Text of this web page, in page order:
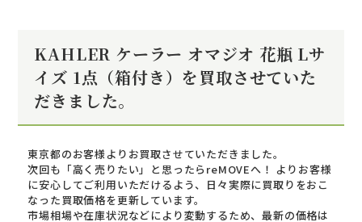
KAHLER ケーラー オマジオ 花瓶 Lサ
イズ 1点（箱付き）を買取させていた
だきました。
東京都のお客様よりお買取させていただきました。
次回も「高く売りたい」と思ったらreMOVEへ！ よりお客様
に安心してご利用いただけるよう、日々実際に買取りをおこ
なった買取価格を更新しています。
市場相場や在庫状況などにより変動するため、最新の価格は